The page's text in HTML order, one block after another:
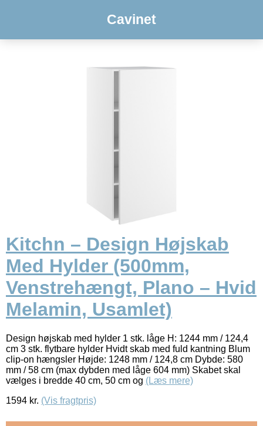
Cavinet
Kitchn – Design Højskab
Med Hylder (500mm,
Venstrehængt, Plano – Hvid
Melamin, Usamlet)
Design højskab med hylder 1 stk. låge H: 1244 mm / 124,4
cm 3 stk. flytbare hylder Hvidt skab med fuld kantning Blum
clip-on hængsler Højde: 1248 mm / 124,8 cm Dybde: 580
mm / 58 cm (max dybden med låge 604 mm) Skabet skal
vælges i bredde 40 cm, 50 cm og (Læs mere)
1594 kr. (Vis fragtpris)